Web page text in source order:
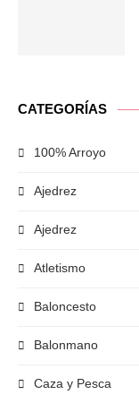
CATEGORÍAS
100% Arroyo
Ajedrez
Ajedrez
Atletismo
Baloncesto
Balonmano
Caza y Pesca